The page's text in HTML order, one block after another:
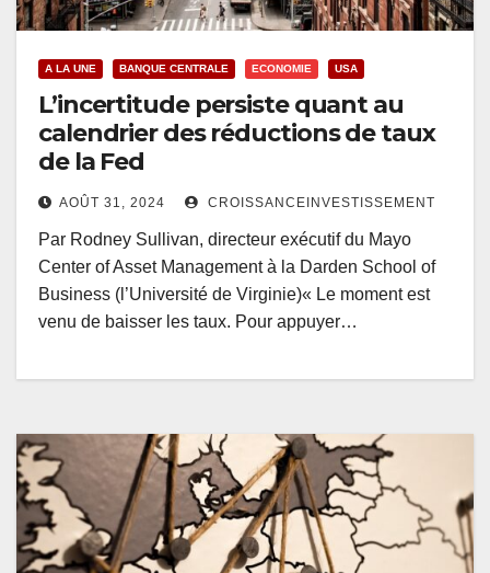
A LA UNE BANQUE CENTRALE ECONOMIE USA
L’incertitude persiste quant au
calendrier des réductions de taux
de la Fed
AOÛT 31, 2024 CROISSANCEINVESTISSEMENT
Par Rodney Sullivan, directeur exécutif du Mayo
Center of Asset Management à la Darden School of
Business (l’Université de Virginie)« Le moment est
venu de baisser les taux. Pour appuyer…